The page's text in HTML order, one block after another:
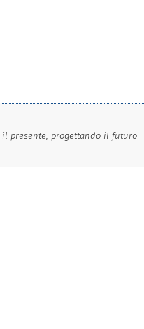
presente, progettando il futuro